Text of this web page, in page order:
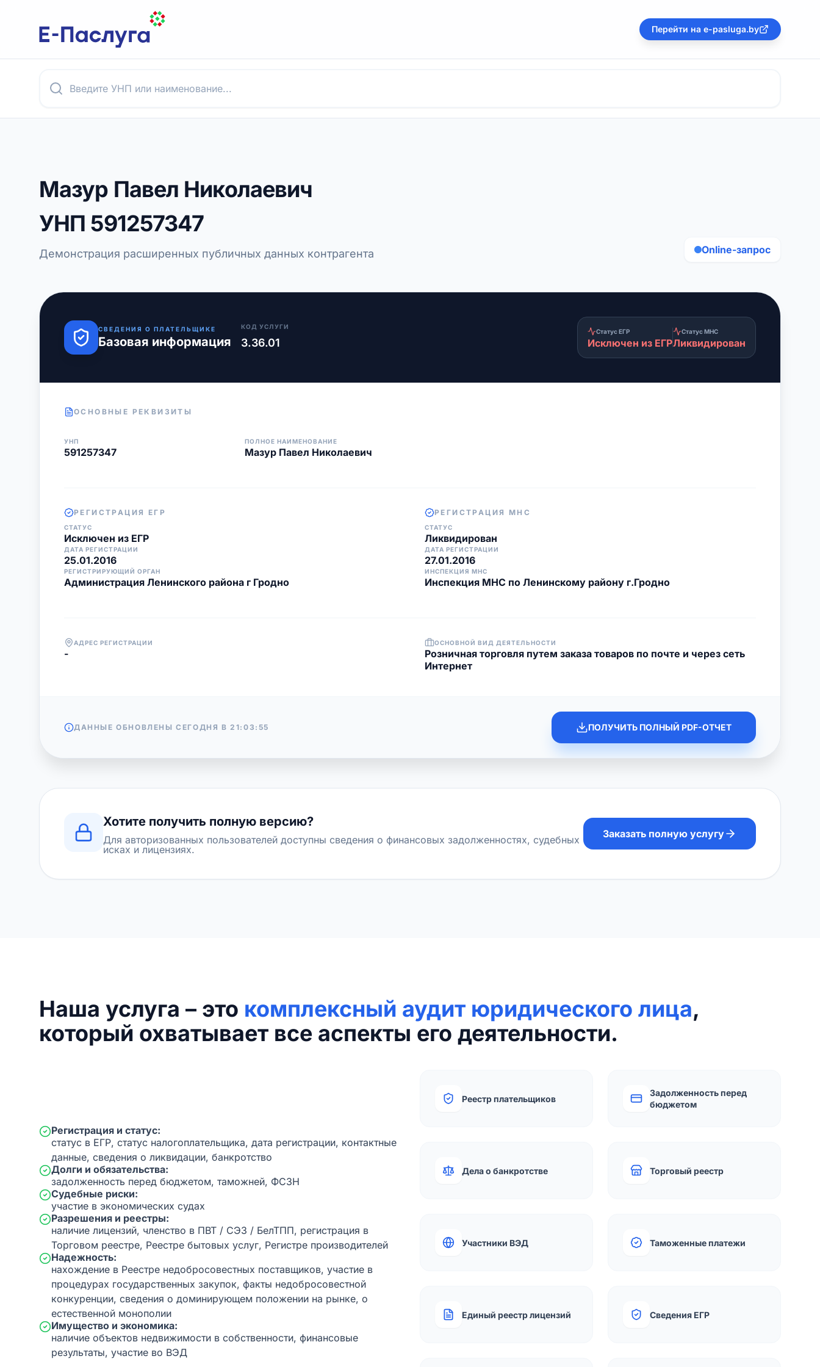
Перейти на e-pasluga.by
Мазур Павел Николаевич
УНП 591257347
Демонстрация расширенных публичных данных контрагента Online-запрос
СВЕДЕНИЯ О ПЛАТЕЛЬЩИКЕ
Базовая информация
КОД УСЛУГИ
3.36.01
Статус ЕГР
Исключен из ЕГР
Статус МНС
Ликвидирован
ОСНОВНЫЕ РЕКВИЗИТЫ
УНП
591257347
ПОЛНОЕ НАИМЕНОВАНИЕ
Мазур Павел Николаевич
РЕГИСТРАЦИЯ ЕГР
СТАТУС
Исключен из ЕГР
ДАТА РЕГИСТРАЦИИ
25.01.2016
РЕГИСТРИРУЮЩИЙ ОРГАН
Администрация Ленинского района г Гродно
РЕГИСТРАЦИЯ МНС
СТАТУС
Ликвидирован
ДАТА РЕГИСТРАЦИИ
27.01.2016
ИНСПЕКЦИЯ МНС
Инспекция МНС по Ленинскому району г.Гродно
АДРЕС РЕГИСТРАЦИИ
-
ОСНОВНОЙ ВИД ДЕЯТЕЛЬНОСТИ
Розничная торговля путем заказа товаров по почте и через сеть
Интернет
ДАННЫЕ ОБНОВЛЕНЫ СЕГОДНЯ В21:03:55 ПОЛУЧИТЬ ПОЛНЫЙ PDF-ОТЧЕТ
Хотите получить полную версию?
Для авторизованных пользователей доступны сведения о финансовых задолженностях, судебных
исках и лицензиях.
Заказать полную услугу
Наша услуга – это комплексный аудит юридического лица,
который охватывает все аспекты его деятельности.
Регистрация и статус:
статус в ЕГР, статус налогоплательщика, дата регистрации, контактные
данные, сведения о ликвидации, банкротство
Долги и обязательства:
задолженность перед бюджетом, таможней, ФСЗН
Судебные риски:
участие в экономических судах
Разрешения и реестры:
наличие лицензий, членство в ПВТ / СЭЗ / БелТПП, регистрация в
Торговом реестре, Реестре бытовых услуг, Регистре производителей
Надежность:
нахождение в Реестре недобросовестных поставщиков, участие в
процедурах государственных закупок, факты недобросовестной
конкуренции, сведения о доминирующем положении на рынке, о
естественной монополии
Имущество и экономика:
наличие объектов недвижимости в собственности, финансовые
результаты, участие во ВЭД
Реестр плательщиков
Задолженность перед
бюджетом
Дела о банкротстве Торговый реестр
Участники ВЭД Таможенные платежи
Единый реестр лицензий Сведения ЕГР